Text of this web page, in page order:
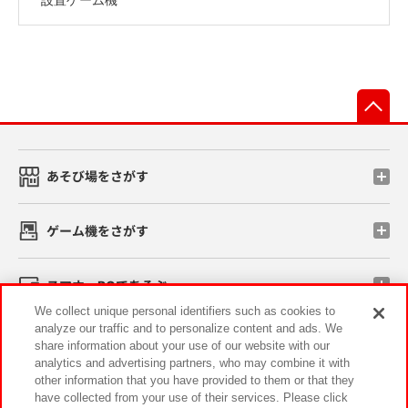
あそび場をさがす
ゲーム機をさがす
スマホ・PCであそぶ
イベント・キャンペーン
We collect unique personal identifiers such as cookies to
analyze our traffic and to personalize content and ads. We
share information about your use of our website with our
analytics and advertising partners, who may combine it with
other information that you have provided to them or that they
have collected from your use of their services. Please click